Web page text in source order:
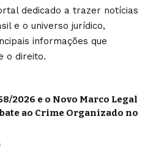
dedicado a trazer notícias
e o universo jurídico,
informações que
o direito.
2026 e o Novo Marco Legal
ao Crime Organizado no